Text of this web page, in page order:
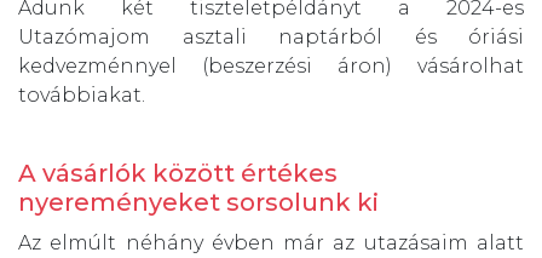
Adunk két tiszteletpéldányt a 2024-es
Utazómajom asztali naptárból és óriási
kedvezménnyel (beszerzési áron) vásárolhat
továbbiakat.
A vásárlók között értékes
nyereményeket sorsolunk ki
Az elmúlt néhány évben már az utazásaim alatt